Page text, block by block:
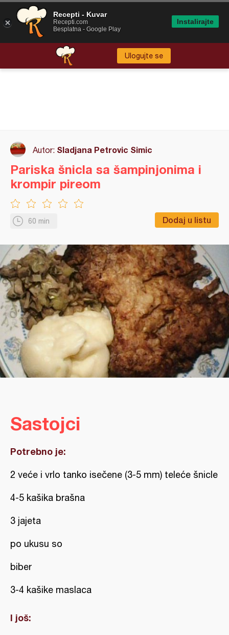
Ulogujte se
Autor: Sladjana Petrovic Simic
60 min Dodaj u listu
Pariska šnicla sa šampinjonima i
krompir pireom
Sastojci
Potrebno je:
2 veće i vrlo tanko isečene (3-5 mm) teleće šnicle
4-5 kašika brašna
3 jajeta
po ukusu so
biber
3-4 kašike maslaca
I još:
Recepti - Kuvar
Recepti.com
Besplatna - Google Play
Instalirajte